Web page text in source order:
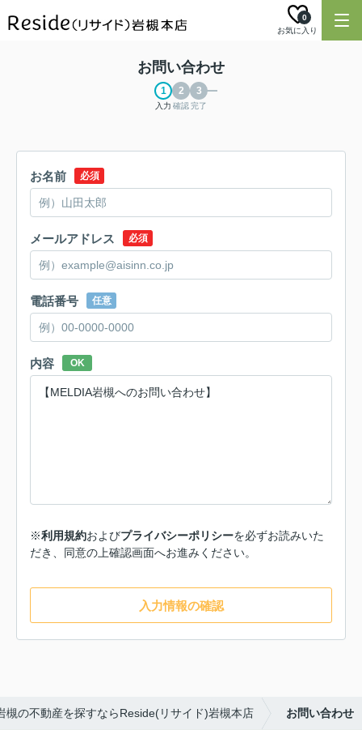
お気に入り
0
お問い合わせ
入力 確認完了
お名前 必須
メールアドレス 必須
電話番号 任意
内容 OK
※利用規約およびプライバシーポリシーを必ずお読みいた
だき、同意の上確認画面へお進みください。
入力情報の確認
槻の不動産を探すならReside(リサイド)岩槻本店 お問い合わせ